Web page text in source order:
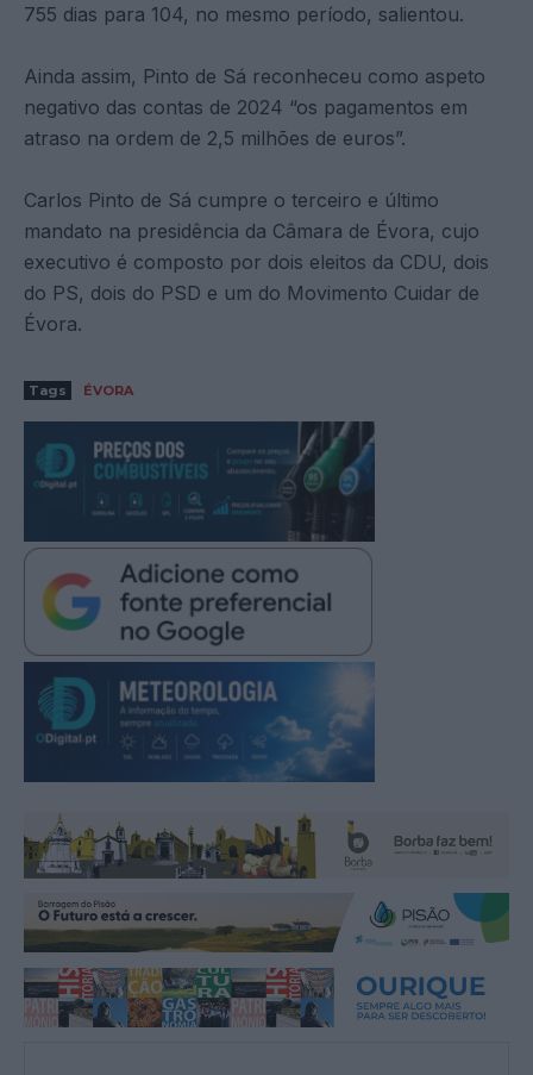
755 dias para 104, no mesmo período, salientou.
Ainda assim, Pinto de Sá reconheceu como aspeto
negativo das contas de 2024 “os pagamentos em
atraso na ordem de 2,5 milhões de euros”.
Carlos Pinto de Sá cumpre o terceiro e último
mandato na presidência da Câmara de Évora, cujo
executivo é composto por dois eleitos da CDU, dois
do PS, dois do PSD e um do Movimento Cuidar de
Évora.
Tags ÉVORA